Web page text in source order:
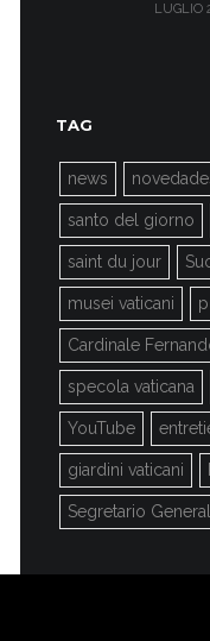
LUGLIO
TAG
news
santo del giorno
saint du jour
musei vaticani
Cardinale
specola vaticana
YouTube
giardini vaticani
Segretario